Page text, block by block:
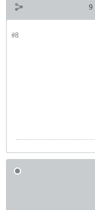
9
#8